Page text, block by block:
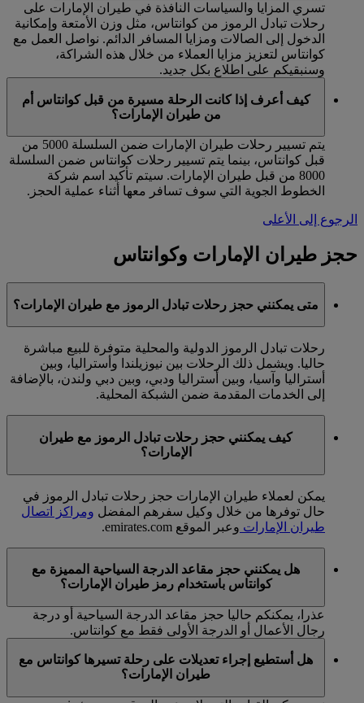
تسري المزايا والسياسات النافذة في طيران الإمارات على
رحلات تبادل الرموز من كوانتاس، مثل وزن الأمتعة وإمكانية
الدخول إلى الصالات ومزايا المسافر الدائم. نواصل العمل مع
كوانتاس لتعزيز مزايا العملاء من خلال هذه الشراكة،
وسنبقيكم على اطلاع بكل جديد.
كيف أعرف إذا كانت الرحلة مسيرة من قبل كوانتاس أم
من طيران الإمارات؟
يتم تسيير رحلات طيران الإمارات ضمن السلسلة 5000 من
قبل كوانتاس، بينما يتم تسيير رحلات كوانتاس ضمن السلسلة
8000 من قبل طيران الإمارات. سيتم تأكيد اسم شركة
الخطوط الجوية التي سوف تسافر معها أثناء عملية الحجز.
الرجوع إلى الأعلى
حجز طيران الإمارات وكوانتاس
متى يمكنني حجز رحلات تبادل الرموز مع طيران الإمارات؟
رحلات تبادل الرموز الدولية والمحلية متوفرة للبيع مباشرة
حاليا. ويشمل ذلك الرحلات بين نيوزيلندا وأستراليا، وبين
أستراليا وآسيا، وبين أستراليا ودبي، وبين دبي ولندن، بالإضافة
إلى الخدمات المقدمة ضمن الشبكة المحلية.
كيف يمكنني حجز رحلات تبادل الرموز مع طيران
الإمارات؟
يمكن لعملاء طيران الإمارات حجز رحلات تبادل الرموز في
حال توفرها من خلال وكيل سفرهم المفضل ومراكز اتصال
طيران الإمارات وعبر الموقع emirates.com.
هل يمكنني حجز مقاعد الدرجة السياحية المميزة مع
كوانتاس باستخدام رمز طيران الإمارات؟
عذرا، يمكنكم حاليا حجز مقاعد الدرجة السياحية أو درجة
رجال الأعمال أو الدرجة الأولى فقط مع كوانتاس.
هل أستطيع إجراء تعديلات على رحلة تسيرها كوانتاس مع
طيران الإمارات؟